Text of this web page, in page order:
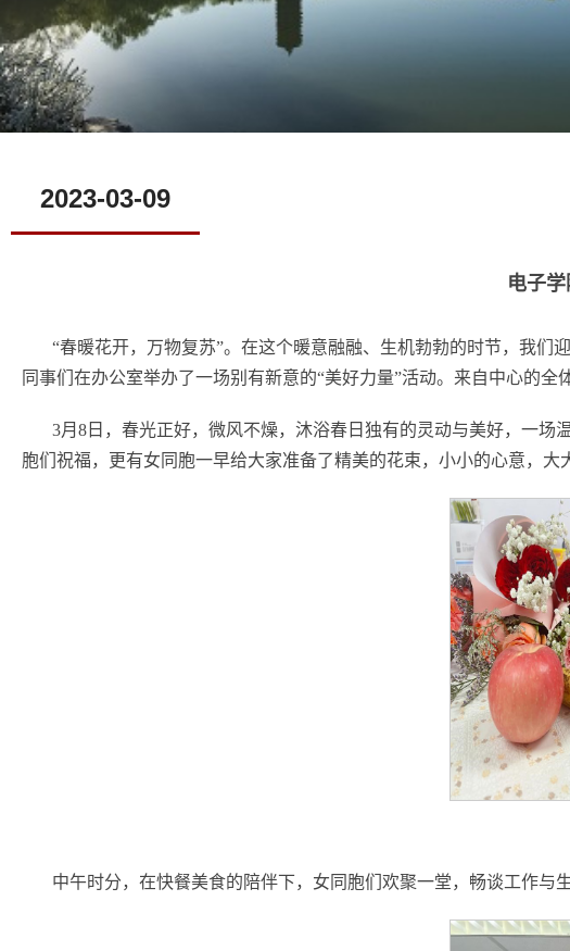
2023-03-09
电子
“春暖花开，万物复苏”。在这个暖意融融、生机勃勃的时节，我们
同事们在办公室举办了一场别有新意的“美好力量”活动。来自中心的全
3月8日，春光正好，微风不燥，沐浴春日独有的灵动与美好，一
胞们祝福，更有女同胞一早给大家准备了精美的花束，小小的心意，大
中午时分，在快餐美食的陪伴下，女同胞们欢聚一堂，畅谈工作